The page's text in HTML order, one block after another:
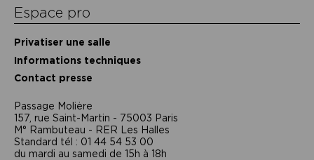
Espace pro
Privatiser une salle
Informations techniques
Contact presse
Passage Moliėre
157, rue Saint-Martin - 75003 Paris
M° Rambuteau - RER Les Halles
Standard tél : 01 44 54 53 00
du mardi au samedi de 15h à 18h